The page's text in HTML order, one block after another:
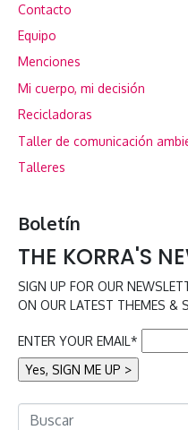
Contacto
Equipo
Menciones
Mi cuerpo, mi decisión
Recicladoras
Taller de comunicación
Talleres
Boletín
THE KORRA'S
SIGN UP FOR OUR
ON OUR LATEST THEMES &
ENTER YOUR EMAIL*